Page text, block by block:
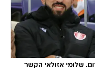
שלומי אזולאי הקשר